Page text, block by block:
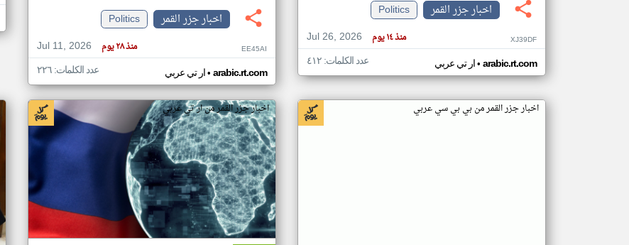
اخبار جزر القمر
Politics
Jul 26, 2026
منذ ١٤ يوم XJ39DF
ار تي عربي• arabic.rt.com عدد الكلمات: ٤١٢
اخبار جزر القمر
Politics
Jul 11, 2026
منذ ٢٨ يوم EE45AI
ار تي عربي• arabic.rt.com عدد الكلمات: ٢٢٦
اخبار جزر القمر من بي بي سي عربي اخبار جزر القمر من ار تي عربي